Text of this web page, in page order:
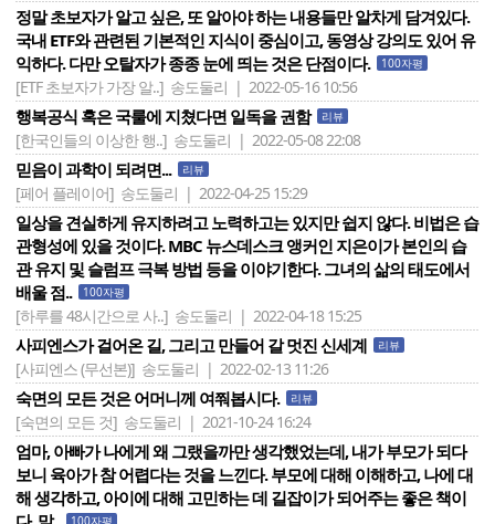
정말 초보자가 알고 싶은, 또 알아야 하는 내용들만 알차게 담겨있다.
국내 ETF와 관련된 기본적인 지식이 중심이고, 동영상 강의도 있어 유
익하다. 다만 오탈자가 종종 눈에 띄는 것은 단점이다.
100자평
[ETF 초보자가 가장 알..] 송도둘리 | 2022-05-16 10:56
행복공식 혹은 국룰에 지쳤다면 일독을 권함 리뷰
[한국인들의 이상한 행..] 송도둘리 | 2022-05-08 22:08
믿음이 과학이 되려면... 리뷰
[페어 플레이어] 송도둘리 | 2022-04-25 15:29
일상을 견실하게 유지하려고 노력하고는 있지만 쉽지 않다. 비법은 습
관형성에 있을 것이다. MBC 뉴스데스크 앵커인 지은이가 본인의 습
관 유지 및 슬럼프 극복 방법 등을 이야기한다. 그녀의 삶의 태도에서
배울 점..
100자평
[하루를 48시간으로 사..] 송도둘리 | 2022-04-18 15:25
사피엔스가 걸어온 길, 그리고 만들어 갈 멋진 신세계 리뷰
[사피엔스 (무선본)] 송도둘리 | 2022-02-13 11:26
숙면의 모든 것은 어머니께 여쭤봅시다. 리뷰
[숙면의 모든 것] 송도둘리 | 2021-10-24 16:24
엄마, 아빠가 나에게 왜 그랬을까만 생각했었는데, 내가 부모가 되다
보니 육아가 참 어렵다는 것을 느낀다. 부모에 대해 이해하고, 나에 대
해 생각하고, 아이에 대해 고민하는 데 길잡이가 되어주는 좋은 책이